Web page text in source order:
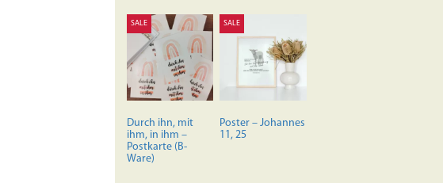
Varianten
Optionen
können
auf
der
Produktseite
SALE
Durch ihn, mit
ihm, in ihm –
Postkarte (B-
Ware)
SALE
Poster – Johannes
11, 25